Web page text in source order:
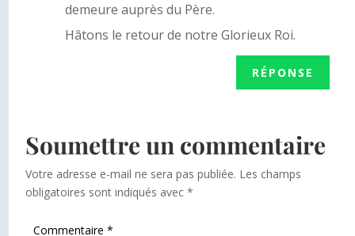
demeure auprès du Père.
Hâtons le retour de notre Glorieux Roi.
RÉPONSE
Soumettre un commentaire
Votre adresse e-mail ne sera pas publiée. Les champs
obligatoires sont indiqués avec*